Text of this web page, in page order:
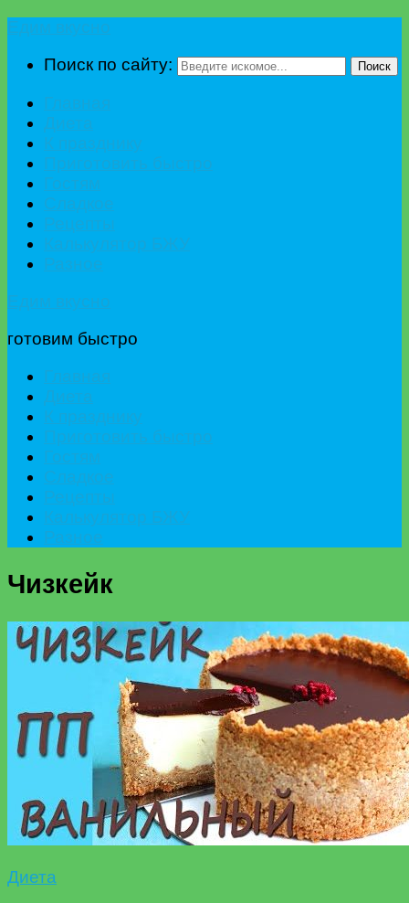
Поиск по сайту:
Поиск
готовим быстро
Чизкейк
Диета